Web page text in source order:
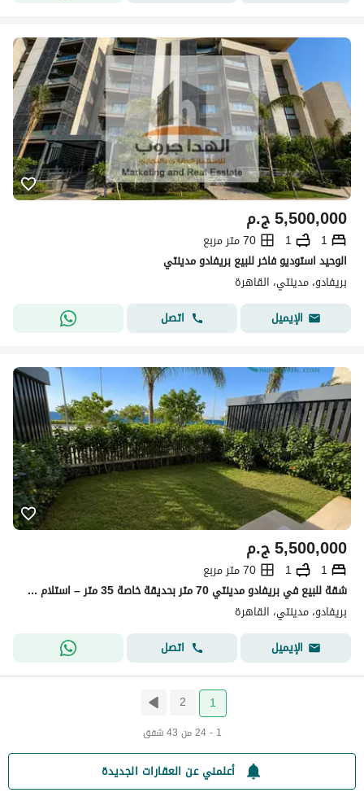
ج.م5,500,000
1
1
70 متر مربع
الوحيد استوديو فاخر للبيع بريفادو مدينتي
بريفادو، مدينتي، القاهرة
الإيميل
اتصل
ج.م5,500,000
1
1
70 متر مربع
شقة للبيع في بريفادو مدينتي 70 متر بحديقة خاصة 35 متر – استلام فوري
بريفادو، مدينتي، القاهرة
الإيميل
اتصل
1
2
1 - 24 من 43 شقق
أعلمني عن العقارات الجديدة